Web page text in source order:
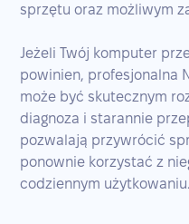
sprzętu oraz możliwym
Jeżeli Twój komputer
powinien, profesjonalna
może być skutecznym
diagnoza i starannie
pozwalają przywrócić
ponownie korzystać z
codziennym użytkowaniu.